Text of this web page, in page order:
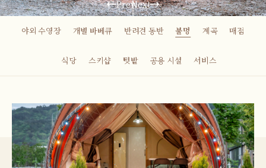
PrevNext
야외 수영장 개별 바베큐 반려견 동반 불멍 계곡 매점
식당 스키샵 텃밭 공용 시설 서비스